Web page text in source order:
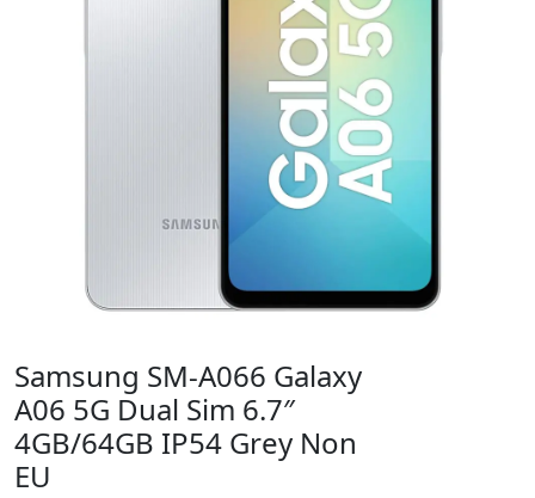
Samsung SM-A066 Galaxy
A06 5G Dual Sim 6.7″
4GB/64GB IP54 Grey Non
EU